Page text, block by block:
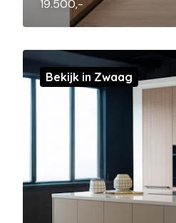
19.500,-
Bekijk in Zwaag